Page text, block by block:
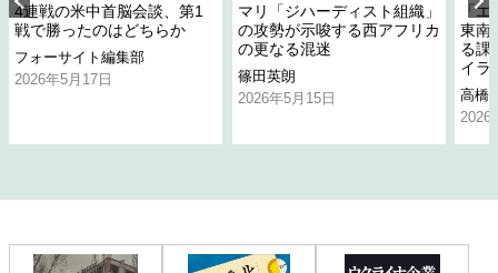
4連戦の米中首脳会談、第1
戦で勝ったのはどちらか
フォーサイト編集部
2026年5月17日
マリ「ジハーディスト組織」
の攻勢が示唆する西アフリカ
の更なる混迷
篠田英朗
2026年5月15日
「
東南
る課
イラ
高橋
2026